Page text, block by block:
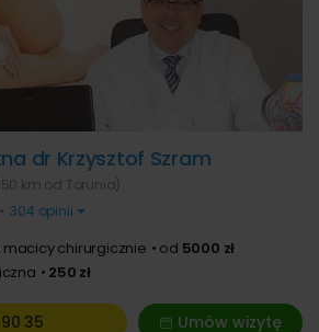
dr Krzysztof Szram
km od Torunia)
• 304 opinii
chirurgicznie od 5000 zł
250 zł
Umów wizytę
90 35